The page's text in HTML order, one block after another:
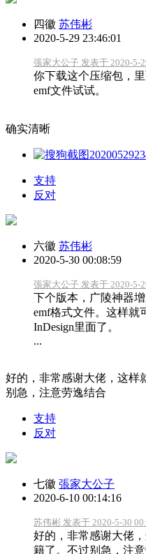
四徽 苏伟彬
2020-5-29 23:46:01
張家大公子 发表于 2020-5-
你下载这个压缩包，
emf文件试试。
确实清晰
支持
反对
六徽 苏伟彬
2020-5-30 00:08:59
張家大公子 发表于 2020-5-
下个版本，广陵神器
emf格式文件。这样就
InDesign里面了。
...
好的，非常感谢大佬，这样
别急，注意劳逸结合
支持
反对
七徽 張家大公子
2020-6-10 00:14:16
苏伟彬 发表于 2020-5-30
好的，非常感谢大佬
籍了。不过别急，注